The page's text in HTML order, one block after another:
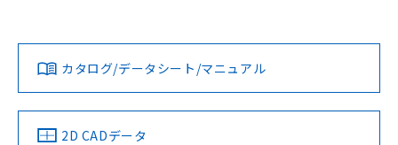
ダウンロードデータをご利用いただく前に、以下を必ずお読
みください。
ソフトウェアの使用条件
対応済み
中国 RoHS 注意事項・凡例
LR型式承認
（イギリス
船舶規格）
DNV型式承認
（ノルウェー
BV型式承認
（フランス
KR型式
（韓国
カタログ/データシート/マニュアル
2D CADデータ